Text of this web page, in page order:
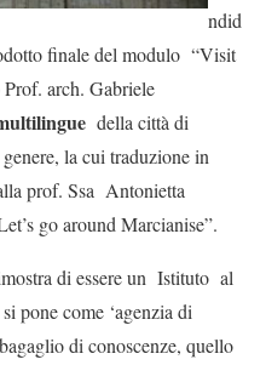
ndid
finale del modulo “Visit
arch. Gabriele
della città di
la cui traduzione in
prof. Ssa Antonietta
go around Marcianise”.
di essere un Istituto al
pone come ‘agenzia di
di conoscenze, quello